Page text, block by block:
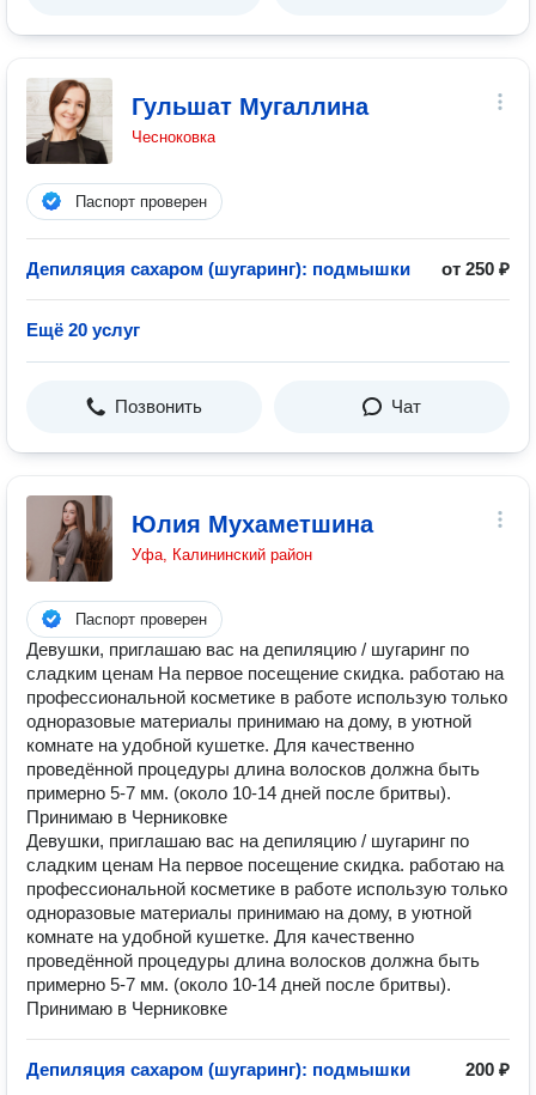
Гульшат Мугаллина
Чесноковка
Паспорт проверен
Депиляция сахаром (шугаринг): подмышки от 250 ₽
Ещё 20 услуг
Позвонить Чат
Юлия Мухаметшина
Уфа, Калининский район
Паспорт проверен
Девушки, приглашаю вас на депиляцию / шугаринг по
сладким ценам На первое посещение скидка. работаю на
профессиональной косметике в работе использую только
одноразовые материалы принимаю на дому, в уютной
комнате на удобной кушетке. Для качественно
проведённой процедуры длина волосков должна быть
примерно 5-7 мм. (около 10-14 дней после бритвы).
Принимаю в Черниковке
Девушки, приглашаю вас на депиляцию / шугаринг по
сладким ценам На первое посещение скидка. работаю на
профессиональной косметике в работе использую только
одноразовые материалы принимаю на дому, в уютной
комнате на удобной кушетке. Для качественно
проведённой процедуры длина волосков должна быть
примерно 5-7 мм. (около 10-14 дней после бритвы).
Принимаю в Черниковке
Депиляция сахаром (шугаринг): подмышки 200 ₽